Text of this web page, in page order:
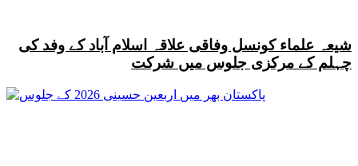
شیعہ علماء کونسل وفاقی علاقہ اسلام آباد کے وفد کی
چہلم کے مرکزی جلوس میں شرکت